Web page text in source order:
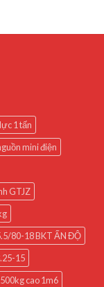
1 tấn
mini điện
GTJZ
80-18 BKT ẤN ĐỘ
15
cao 1m6